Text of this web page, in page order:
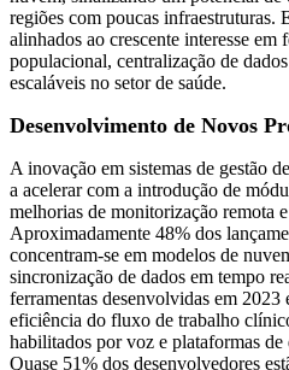
regiões com poucas infraestruturas.
alinhados ao crescente interesse em
populacional, centralização de
escaláveis ​​no setor de saúde.
Desenvolvimento de Novos
A inovação em sistemas de gestão
a acelerar com a introdução de
melhorias de monitorização remota
Aproximadamente 48% dos
concentram-se em modelos de
sincronização de dados em tempo
ferramentas desenvolvidas em 2023
eficiência do fluxo de trabalho
habilitados por voz e plataformas de
Quase 51% dos desenvolvedores